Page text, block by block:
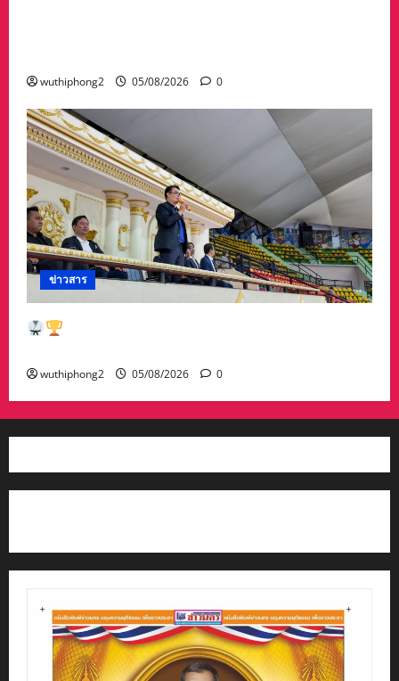
wuthiphong2 05/08/2026 0
ข่าวสาร
wuthiphong2 05/08/2026 0